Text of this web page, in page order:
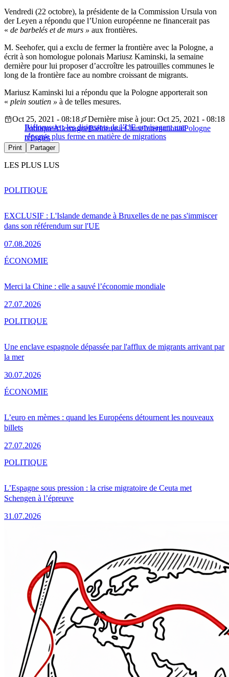
Vendredi (22 octobre), la présidente de la Commission Ursula von
der Leyen a répondu que l’Union européenne ne financerait pas
« de barbelés et de murs » aux frontières.
M. Seehofer, qui a exclu de fermer la frontière avec la Pologne, a
écrit à son homologue polonais Mariusz Kaminski, la semaine
dernière pour lui proposer d’accroître les patrouilles communes le
long de la frontière face au nombre croissant de migrants.
Mariusz Kaminski lui a répondu que la Pologne apporterait son
« plein soutien » à de telles mesures.
Biélorussie : les dirigeants de l’UE envisagent une
réponse plus ferme en matière de migrations
Oct 25, 2021 - 08:18
Dernière mise à jour: Oct 25, 2021 - 08:18
PolitiqueAllemagneBiélorussieChineInternationalPologne
réfugiés
Print Partager
LES PLUS LUS
EXCLUSIF : L'Islande demande à Bruxelles de ne pas s'immiscer
dans son référendum sur l'UE
07.08.2026
POLITIQUE
Merci la Chine : elle a sauvé l’économie mondiale
27.07.2026
ÉCONOMIE
Une enclave espagnole dépassée par l'afflux de migrants arrivant par
la mer
30.07.2026
POLITIQUE
L’euro en mèmes : quand les Européens détournent les nouveaux
billets
27.07.2026
ÉCONOMIE
L’Espagne sous pression : la crise migratoire de Ceuta met
Schengen à l’épreuve
31.07.2026
POLITIQUE